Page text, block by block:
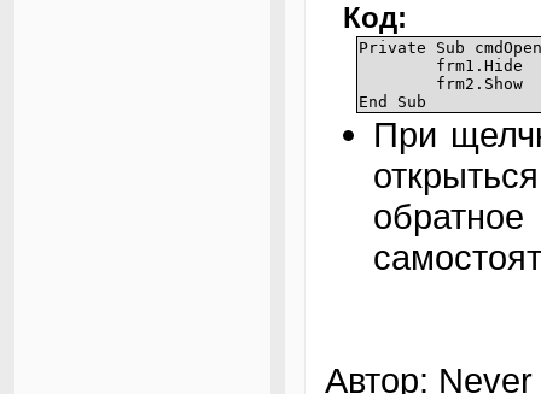
Код:
Private Sub
End Sub
При
Автор: Never